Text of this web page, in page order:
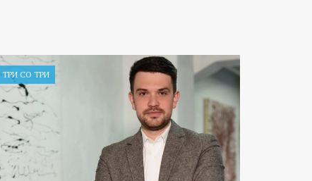
ТРИ СО ТРИ